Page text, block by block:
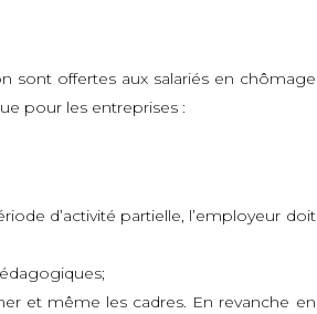
sont offertes aux salariés en chômage
pour les entreprises :
d’activité partielle, l’employeur doit
et même les cadres. En revanche en